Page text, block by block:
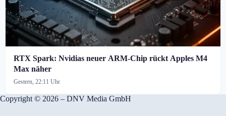
RTX Spark: Nvidias neuer ARM-Chip rückt Apples M4
Max näher
Gestern, 22:11 Uhr
Copyright © 2026 – DNV Media GmbH